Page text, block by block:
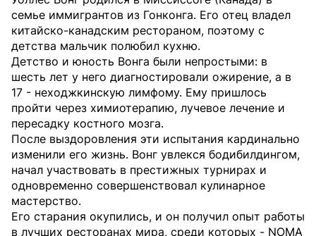
семье иммигрантов из Гонконга. Его отец владел
китайско-канадским рестораном, поэтому с
детства мальчик полюбил кухню.
Детство и юность Вонга были непростыми: в
шесть лет у него диагностировали ожирение, а в
17 - неходжкинскую лимфому. Ему пришлось
пройти через химиотерапию, лучевое лечение и
пересадку костного мозга.
После выздоровления эти испытания кардинально
изменили его жизнь. Вонг увлекся бодибилдингом,
начал участвовать в престижных турнирах и
одновременно совершенствовал кулинарное
мастерство.
Его старания окупились, и он получил опыт работы
в лучших ресторанах мира, среди которых - NOMA